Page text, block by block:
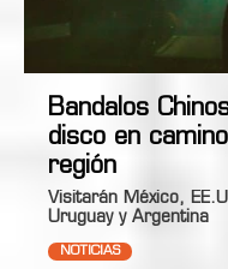
Bandalos
disco en
región
Visitarán México,
Uruguay y Argentina
NOTICIAS